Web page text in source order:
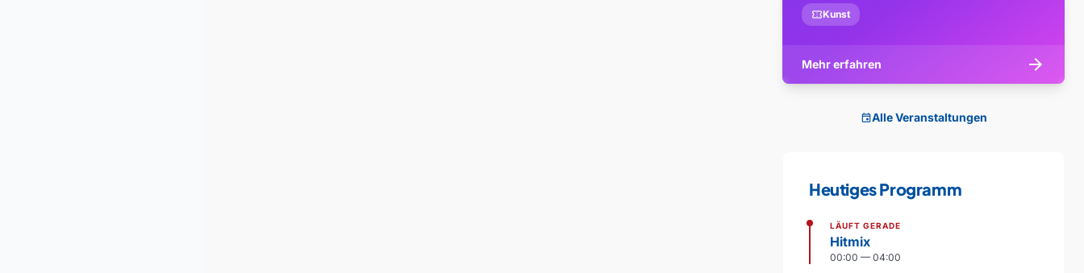
confirmation_numberKunst
Mehr erfahren arrow_forward
eventAlle Veranstaltungen
Heutiges Programm
LÄUFT GERADE
Hitmix
00:00 — 04:00